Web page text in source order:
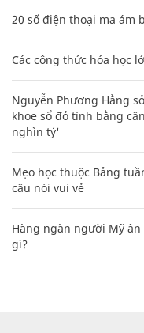
20 số điện thoại ma ám
Các công thức hóa học
Nguyễn Phương Hằng
khoe sổ đỏ tính bằng
nghìn tỷ'
Mẹo học thuộc Bảng
câu nói vui vẻ
Hàng ngàn người Mỹ ân
gì?